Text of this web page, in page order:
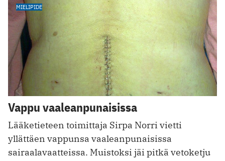
MIELIPIDE
Vappu vaaleanpunaisissa
Lääketieteen toimittaja Sirpa Norri vietti
yllättäen vappunsa vaaleanpunaisissa
sairaalavaatteissa. Muistoksi jäi pitkä vetoketju